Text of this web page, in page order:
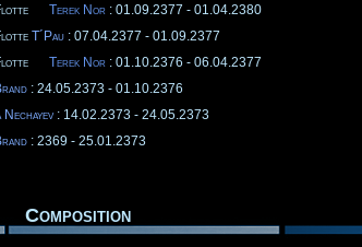
Terek Nor: 01.09.2377 - 01.04.2380
T´Pau: 07.04.2377 - 01.09.2377
Terek Nor: 01.10.2376 - 06.04.2377
: 24.05.2373 - 01.10.2376
: 14.02.2373 - 24.05.2373
: 2369 - 25.01.2373
Composition